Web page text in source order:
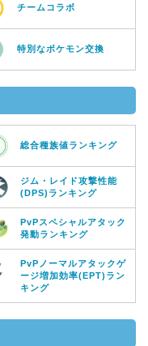
チームコラボ
特別なポケモン交換
総合種族値ランキング
ジム・レイド攻撃性能
(DPS)ランキング
PvPスペシャルアタック
発動ランキング
PvPノーマルアタックゲ
ージ増加効率(EPT)ラン
キング